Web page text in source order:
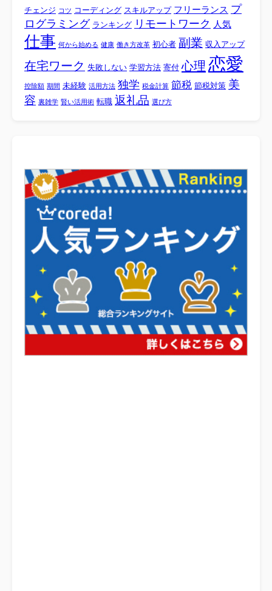
チェンジ コツ コーディング スキルアップ フリーランス プ
ログラミング ランキング リモートワーク 人気
仕事 何から始める 健康 働き方改革 初心者 副業 収入アップ
在宅ワーク 失敗しない 学習方法 寄付 心理 恋愛
控除額 期間 未経験 活用方法 独学 税金計算 節税 節税対策 美
容 裏雑学 賢い活用術 転職 返礼品 選び方